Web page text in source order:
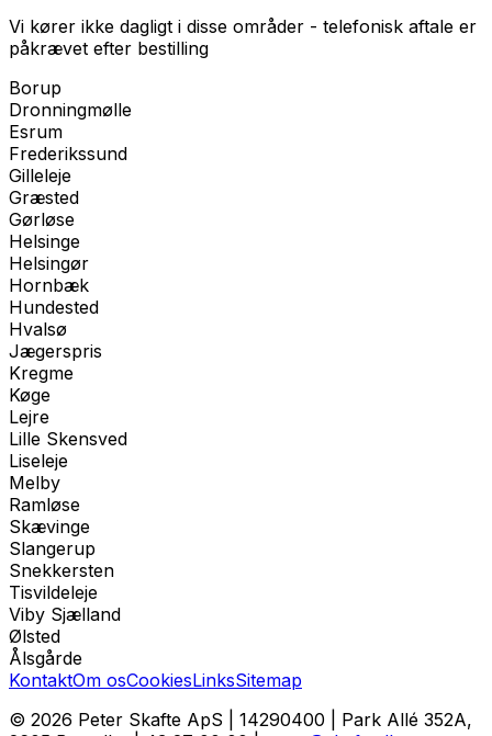
Vi kører ikke dagligt i disse områder - telefonisk aftale er
påkrævet efter bestilling
Borup
Dronningmølle
Esrum
Frederikssund
Gilleleje
Græsted
Gørløse
Helsinge
Helsingør
Hornbæk
Hundested
Hvalsø
Jægerspris
Kregme
Køge
Lejre
Lille Skensved
Liseleje
Melby
Ramløse
Skævinge
Slangerup
Snekkersten
Tisvildeleje
Viby Sjælland
Ølsted
Ålsgårde
KontaktOm osCookiesLinksSitemap
© 2026 Peter Skafte ApS 14290400
Park Allé 352A,